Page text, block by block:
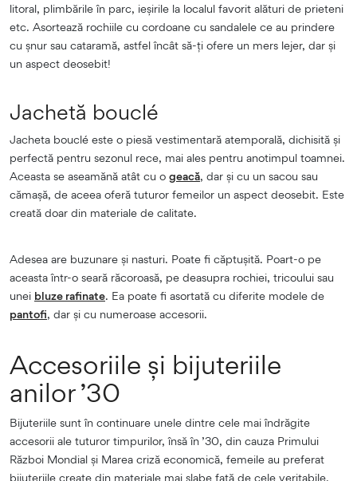
litoral, plimbările în parc, ieșirile la localul favorit alături de prieteni
etc. Asortează rochiile cu cordoane cu sandalele ce au prindere
cu șnur sau cataramă, astfel încât să-ți ofere un mers lejer, dar și
un aspect deosebit!
Jachetă bouclé
Jacheta bouclé este o piesă vestimentară atemporală, dichisită și
perfectă pentru sezonul rece, mai ales pentru anotimpul toamnei.
Aceasta se aseamănă atât cu o geacă, dar și cu un sacou sau
cămașă, de aceea oferă tuturor femeilor un aspect deosebit. Este
creată doar din materiale de calitate.
Adesea are buzunare și nasturi. Poate fi căptușită. Poart-o pe
aceasta într-o seară răcoroasă, pe deasupra rochiei, tricoului sau
unei bluze rafinate. Ea poate fi asortată cu diferite modele de
pantofi, dar și cu numeroase accesorii.
Accesoriile și bijuteriile
anilor ’30
Bijuteriile sunt în continuare unele dintre cele mai îndrăgite
accesorii ale tuturor timpurilor, însă în ’30, din cauza Primului
Război Mondial și Marea criză economică, femeile au preferat
bijuteriile create din materiale mai slabe față de cele veritabile,